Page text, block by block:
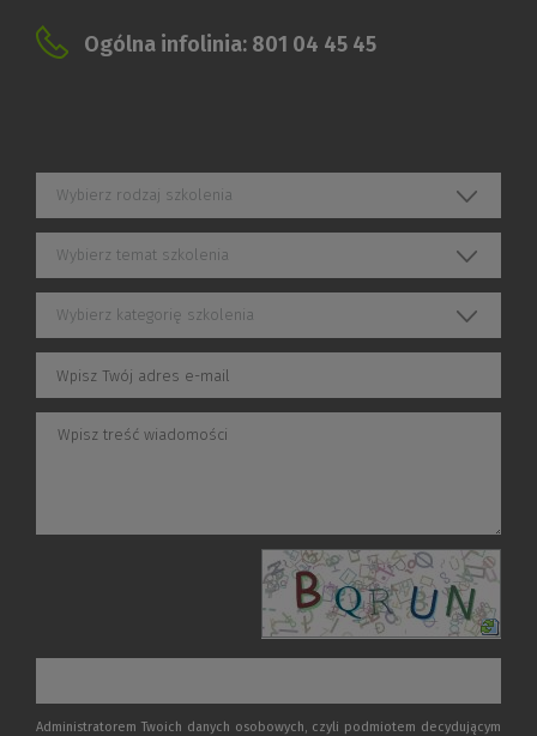
Ogólna infolinia: 801 04 45 45
Wybierz rodzaj szkolenia
Wybierz temat szkolenia
Wybierz kategorię szkolenia
Administratorem Twoich danych osobowych, czyli podmiotem decydującym